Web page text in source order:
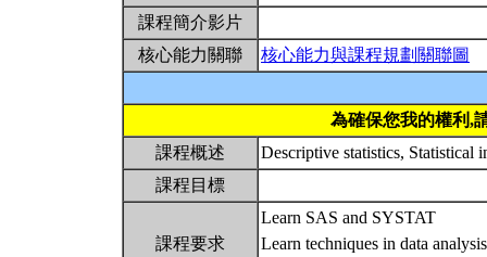
課程簡介影片
核心能力關聯
核心能力與課程規劃關聯圖
為確保您我的權利,
課程概述
Descriptive statistics, Statistical
課程目標
課程要求
Learn SAS and SYSTAT
Learn techniques in data analysis